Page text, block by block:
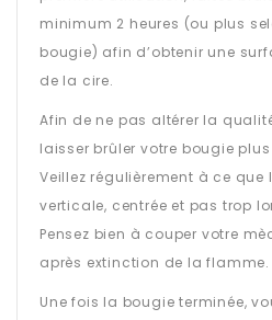
minimum 2 heures (ou plus
bougie) afin d’obtenir une
de la cire.
Afin de ne pas altérer la
laisser brûler votre bougie
Veillez régulièrement à ce
verticale, centrée et pas trop
Pensez bien à couper votre
après extinction de la flamme.
Une fois la bougie terminée,